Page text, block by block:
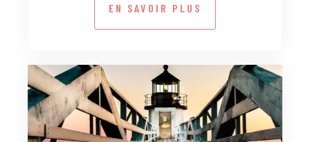
EN SAVOIR PLUS